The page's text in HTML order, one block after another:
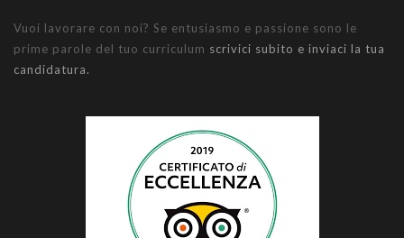
Vuoi lavorare con noi? Se entusiasmo e passione sono le
prime parole del tuo curriculum scrivici subito e inviaci la tua
candidatura.